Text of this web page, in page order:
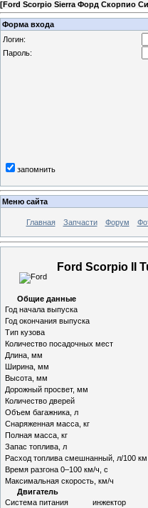
[Ford Scorpio Sierra Форд Скорпио
Форма входа
Логин:
Пароль:
запомнить
Меню сайта
Главная Запчасти Форум
Ford Scorpio II
Общие данные
Год начала выпуска
Год окончания выпуска
Тип кузова
Количество посадочных мест
Длина, мм
Ширина, мм
Высота, мм
Дорожный просвет, мм
Количество дверей
Объем багажника, л
Снаряженная масса, кг
Полная масса, кг
Запас топлива, л
Расход топлива смешнанный, л/100 км
Время разгона 0–100 км/ч, с
Максимальная скорость, км/ч
Двигатель
Система питания
инжектор